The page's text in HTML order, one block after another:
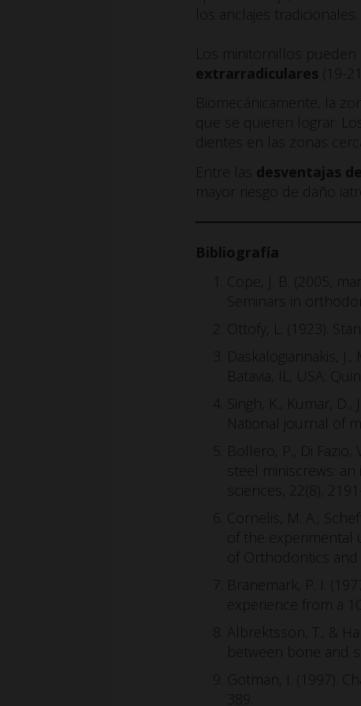
los anclajes tradicionales.
Los minitornillos pueden
extrarradiculares (19-
Biomecánicamente, la
que se quieren lograr.
dientes en las zonas
Entre las desventajas
mayor riesgo de daño
Bibliografía
Cope, J. B. (2005,
Seminars in
Ottofy, L. (1923).
Daskalogiannakis,
Batavia, IL, USA:
Singh, K., Kumar,
National journal of
Bollero, P., Di Fazio,
steel miniscrews:
sciences, 22(8),
Cornelis, M. A.,
of the
of Orthodontics
Branemark, P. I.
experience from a
Albrektsson, T., &
between bone and
Gotman, I. (1997).
389.